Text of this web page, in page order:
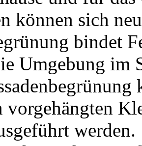
können sich
bindet
Umgebung im
vorgehängten
werden.